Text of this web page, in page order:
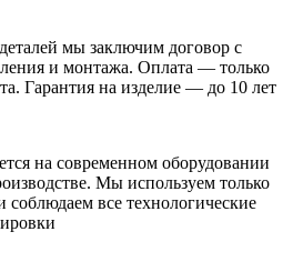
мы заключим договор с
и монтажа. Оплата — только
Гарантия на изделие — до 10 лет
на современном оборудовании
Мы используем только
все технологические